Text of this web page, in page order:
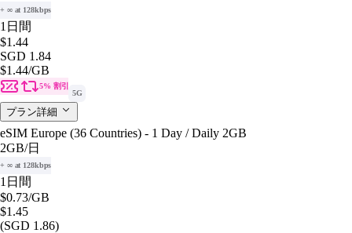
+ ∞ at 128kbps
1日間
$1.44
SGD 1.84
$1.44/GB
5% 割引
5G
プラン詳細
eSIM Europe (36 Countries) - 1 Day / Daily 2GB
2GB/日
+ ∞ at 128kbps
1日間
$0.73/GB
$1.45
(SGD 1.86)